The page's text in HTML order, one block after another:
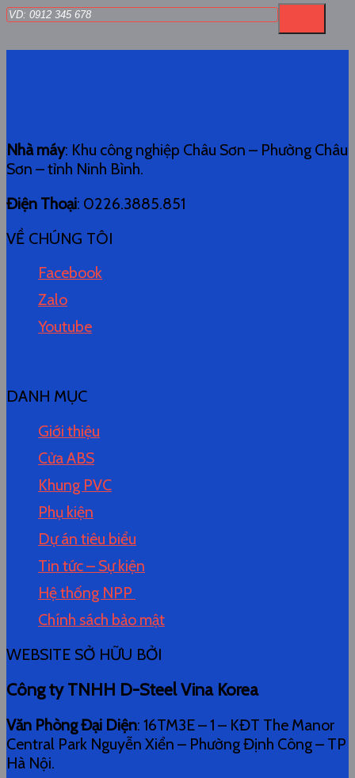
Nhà máy: Khu công nghiệp Châu Sơn – Phường Châu
Sơn – tỉnh Ninh Bình.
Điện Thoại: 0226.3885.851
VỀ CHÚNG TÔI
Facebook
Zalo
Youtube
DANH MỤC
Giới thiệu
Cửa ABS
Khung PVC
Phụ kiện
Dự án tiêu biểu
Tin tức – Sự kiện
Hệ thống NPP
Chính sách bảo mật
WEBSITE SỞ HỮU BỞI
Công ty TNHH D-Steel Vina Korea
Văn Phòng Đại Diện: 16TM3E – 1 – KĐT The Manor
Central Park Nguyễn Xiển – Phường Định Công – TP
Hà Nội.